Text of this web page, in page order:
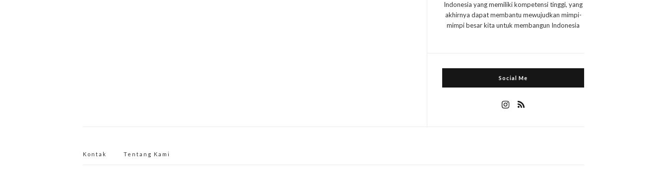
Indonesia yang memiliki kompetensi tinggi, yang
akhirnya dapat membantu mewujudkan mimpi-
mimpi besar kita untuk membangun Indonesia
Social Me
Kontak Tentang Kami